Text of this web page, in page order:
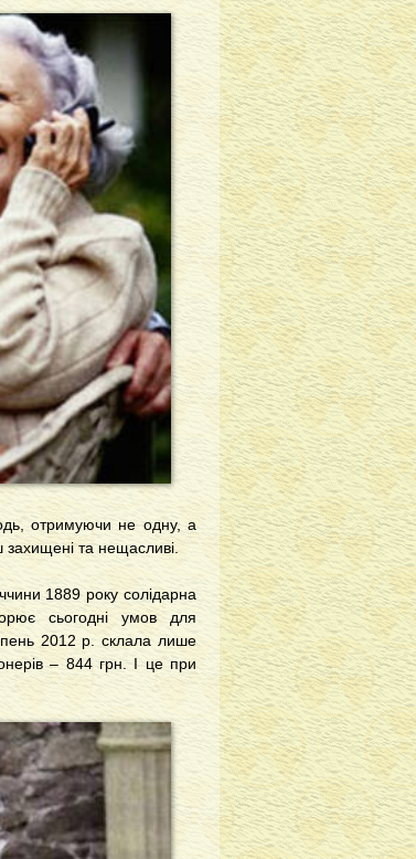
отримуючи не одну, а
захищені та нещасливі.
1889 року солідарна
сьогодні умов для
2012 р. склала лише
– 844 грн. І це при